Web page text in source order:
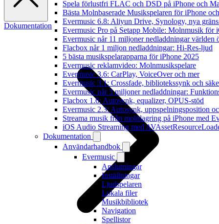
Spela förlustfri FLAC och DSD på iPhone och
Bästa Molnbaserade Musikspelaren för iPhone
Evermusic 6.8: Aliyun Drive, Synology, nya
Evermusic Pro på Setapp Mobile: Molnmusik för
Evermusic når 11 miljoner nedladdningar världen
Flacbox når 1 miljon nedladdningar: Hi-Res-ljud
5 bästa musikspelarapparna för iPhone 2025
Evermusic reklamvideo: Molnmusikspelare
Evermusic 3.6: CarPlay, VoiceOver och mer
Evermusic 3.1: Crossfade, bibliotekssynk och
Evermusic når 3 miljoner nedladdningar:
Flacbox 1.6: Autosynk, equalizer, OPUS-stöd
Evermusic 2.3: Autosynk, uppspelningsposition
Streama musik från molnlagring på iPhone med
iOS Audio Streaming med
Dokumentation
Användarhandbok
Evermusic
Anslutningar
Inställningar
Ljudspelaren
Lokala filer
Musikbibliotek
Navigation
Spellistor
Dokumentation